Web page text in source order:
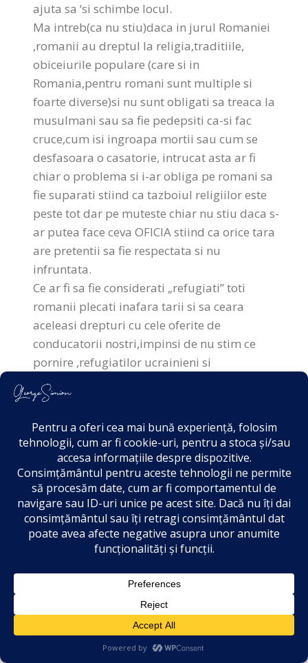
ajuta sa ‘si schimbe locul.
Ma intreb(ca nu stiu)daca in jurul Romaniei
,romanii au dreptul la religia,traditiile,
obiceiurile populare (care si in
Romania,pentru romani sunt multiple si
foarte diverse)si nu sunt obligati sa treaca la
musulmani sau sa fie pedepsiti ca-si fac
cruce,cum isi ingroapa mortii sau cum se
desfasoara o casatorie, intrucat asta ar fi
chiar o problema si i-ar obliga pe romani sa
fie suparati stiind ca tazboiul religiilor este
peste tot dar pe muteste chiar nu stiu daca s-
ar putea face ceva OFICIA stiind ca orice tara
are pretentii sa fie respectata si nu
infruntata.
Ce ar fi sa fie considerati „refugiati” toti
romanii plecati inafara tarii si sa ceara
aceleasi drepturi cu cele oferite de
conducatorii nostri,impinsi de nu stim ce
pornire ,refugiatilor ucrainieni si
conducatorii nostri sa poata interveni si
impune tuturor tarilor si in special celor din
stiu nici ei daca chiar mai sunt romani sau
doresc sa ramana in alta tara dar cu
drepturile refugiatilor de la noi si cu
conditiile eale cu cele ale localnicilor de unde
s-,au stabilit.
Omul sfinteste locul ,prin contributia sa si
locul schimba omul,in functie de ce gasesti
Prin alte tari din UE sunt romani in
administratiile locale, dar cinstit daca eu as
fi localnic intr-o astfel de localitate chiar nu
mi-ar coveni si nu as fi dd acord sa vina un
36